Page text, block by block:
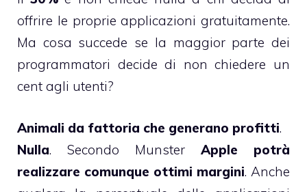
offrire le proprie applicazioni gratuitamente.
Ma cosa succede se la maggior parte dei
programmatori decide di non chiedere un
cent agli utenti?
Animali da fattoria che generano profitti.
Nulla. Secondo Munster Apple potrà
realizzare comunque ottimi margini. Anche